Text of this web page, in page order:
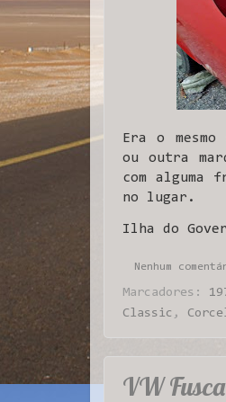
Era o
ou outra
com alguma
no lugar.
Ilha do
Nenhum
Marcadores:
Classic ,
VW